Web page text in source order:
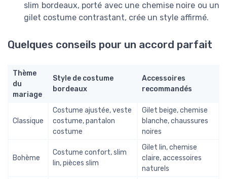
slim bordeaux, porté avec une chemise noire ou un
gilet costume contrastant, crée un style affirmé.
Quelques conseils pour un accord parfait
Thème
du
mariage
Style de costume
bordeaux
Accessoires
recommandés
Classique
Costume ajustée, veste
costume, pantalon
costume
Gilet beige, chemise
blanche, chaussures
noires
Bohème
Costume confort, slim
lin, pièces slim
Gilet lin, chemise
claire, accessoires
naturels